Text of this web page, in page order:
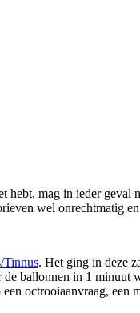
hebt, mag in ieder
wel onrechtmatig
Tinnus. Het ging in deze
ballonnen in 1 minuut
octrooiaanvraag, een